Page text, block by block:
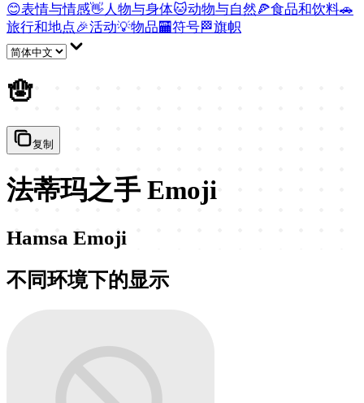
😊表情与情感👋 人物与身体🐱动物与自然🍕食品和饮料🚗
旅行和地点🎉活动💡物品🏧符号🏁旗帜
🪬
复制
法蒂玛之手 Emoji
Hamsa Emoji
不同环境下的显示